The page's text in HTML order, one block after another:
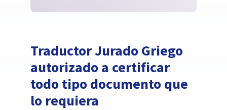
Traductor Jurado Griego
autorizado a certificar
todo tipo documento que
lo requiera